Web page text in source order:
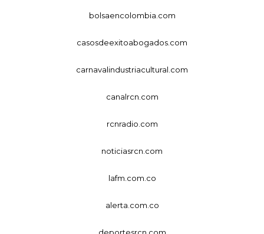
bolsaencolombia.com
casosdeexitoabogados.com
carnavalindustriacultural.com
canalrcn.com
rcnradio.com
noticiasrcn.com
lafm.com.co
alerta.com.co